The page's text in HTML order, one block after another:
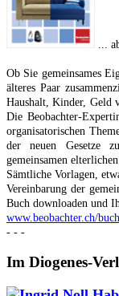
...
Ob Sie gemeinsames
älteres Paar
Haushalt, Kinder, Geld
Die Beobachter-
organisatorischen
der neuen Gesetze
gemeinsamen elterlichen
Sämtliche Vorlagen,
Vereinbarung der
Buch downloaden und
www.beobachter.ch/
- - -
Im Diogenes-